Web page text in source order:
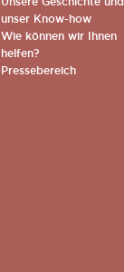
unser Know-how
Wie können wir Ihnen
helfen?
Pressebereich